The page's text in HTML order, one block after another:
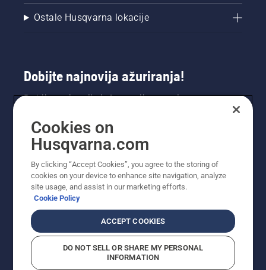
Ostale Husqvarna lokacije
Dobijte najnovija ažuriranja!
Dobijte najnovije informacije o novim
proizvodima, specijalnim ponudama i još mnogo
toga. Prijavite se na naš bilten ovdje.
Cookies on
Husqvarna.com
By clicking “Accept Cookies”, you agree to the storing of
cookies on your device to enhance site navigation, analyze
site usage, and assist in our marketing efforts.
Cookie Policy
ACCEPT COOKIES
DO NOT SELL OR SHARE MY PERSONAL
INFORMATION